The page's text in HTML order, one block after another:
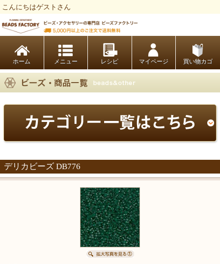
こんにちはゲストさん
ホーム レシピ マイページ 買い物カゴ
デリカビーズ DB776